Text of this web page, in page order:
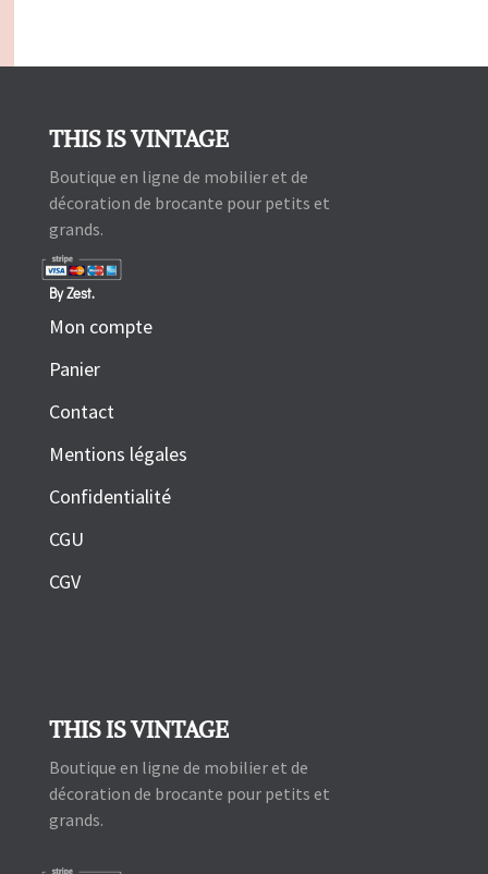
THIS IS VINTAGE
Boutique en ligne de mobilier et de
décoration de brocante pour petits et
grands.
By Zest.
Mon compte
Panier
Contact
Mentions légales
Confidentialité
CGU
CGV
THIS IS VINTAGE
Boutique en ligne de mobilier et de
décoration de brocante pour petits et
grands.